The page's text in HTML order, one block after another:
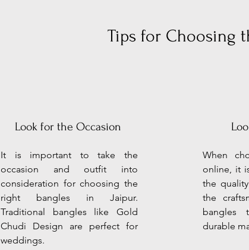
Tips for Choosing
Look for the Occasion
It is important to take the
occasion and outfit into
consideration for choosing the
right bangles in Jaipur.
Traditional bangles like Gold
Chudi Design are perfect for
weddings.
When
online, it
the
the
bangles
durable